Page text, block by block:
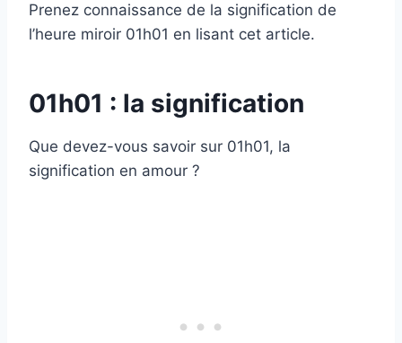
Prenez connaissance de la signification de
l’heure miroir 01h01 en lisant cet article.
01h01 : la signification
Que devez-vous savoir sur 01h01, la
signification en amour ?